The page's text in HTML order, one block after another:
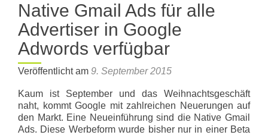
Native Gmail Ads für alle
Advertiser in Google
Adwords verfügbar
Veröffentlicht am 9. September 2015
Kaum ist September und das Weihnachtsgeschäft
naht, kommt Google mit zahlreichen Neuerungen auf
den Markt. Eine Neueinführung sind die Native Gmail
Ads. Diese Werbeform wurde bisher nur in einer Beta